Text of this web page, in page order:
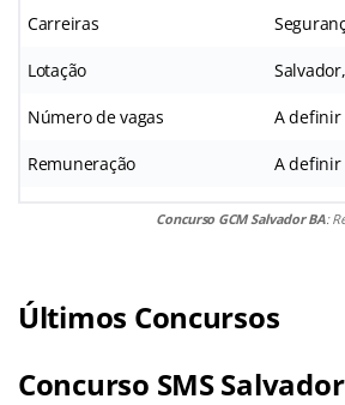
Carreiras
Lotação
Número de vagas A definir
Remuneração A definir
Concurso GCM Salvador BA:
Últimos Concursos
Concurso SMS